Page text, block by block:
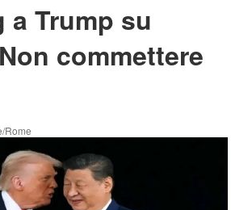
Trump su
commettere
Rome